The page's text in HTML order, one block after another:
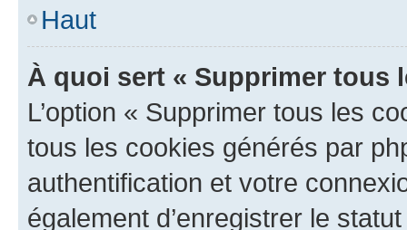
Haut
À quoi sert « Supprimer tous
L’option « Supprimer tous les
tous les cookies générés par
authentification et votre
également d’enregistrer le